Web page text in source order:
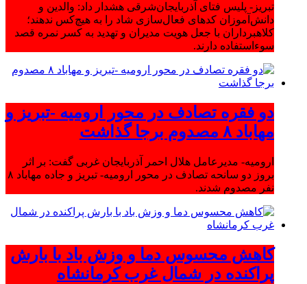
تبریز- پلیس فتای آذربایجان‌شرقی هشدار داد: والدین و
دانش‌آموزان کدهای فعال‌سازی شاد را به هیچ‌کس ندهند؛
کلاهبرداران با جعل هویت مدیران و تهدید به کسر نمره قصد
سوءاستفاده دارند.
دو فقره تصادف در محور ارومیه -تبریز و
مهاباد ۸ مصدوم برجا گذاشت
ارومیه- مدیرعامل هلال احمر آذربایجان غربی گفت: بر اثر
بروز دو سانحه تصادف در محور ارومیه- تبریز و جاده مهاباد ۸
نفر مصدوم شدند.
کاهش محسوس دما و وزش باد با بارش
پراکنده در شمال غرب کرمانشاه